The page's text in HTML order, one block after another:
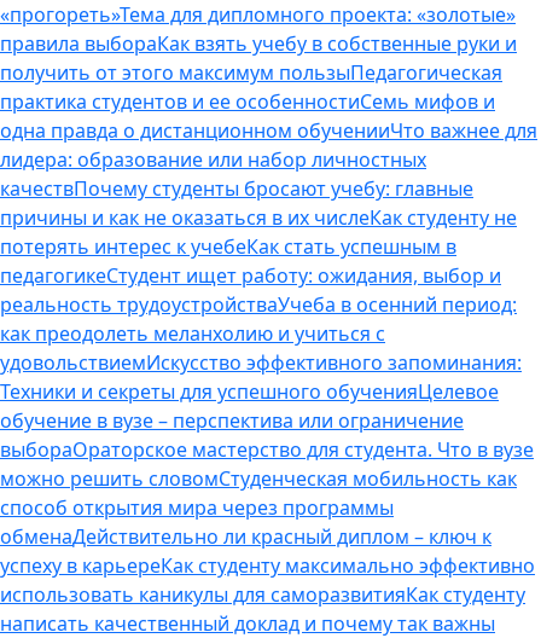
«прогореть»Тема для дипломного проекта: «золотые»
правила выбораКак взять учебу в собственные руки и
получить от этого максимум пользыПедагогическая
практика студентов и ее особенностиСемь мифов и
одна правда о дистанционном обученииЧто важнее для
лидера: образование или набор личностных
качествПочему студенты бросают учебу: главные
причины и как не оказаться в их числеКак студенту не
потерять интерес к учебеКак стать успешным в
педагогикеСтудент ищет работу: ожидания, выбор и
реальность трудоустройстваУчеба в осенний период:
как преодолеть меланхолию и учиться с
удовольствиемИскусство эффективного запоминания:
Техники и секреты для успешного обученияЦелевое
обучение в вузе – перспектива или ограничение
выбораОраторское мастерство для студента. Что в вузе
можно решить словомСтуденческая мобильность как
способ открытия мира через программы
обменаДействительно ли красный диплом – ключ к
успеху в карьереКак студенту максимально эффективно
использовать каникулы для саморазвитияКак студенту
написать качественный доклад и почему так важны